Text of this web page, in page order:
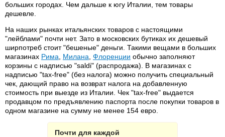
больших городах. Чем дальше к югу Италии, тем товары
дешевле.
На наших рынках итальянских товаров с настоящими
"лейблами" почти нет. Зато в московских бутиках их дешевый
ширпотреб стоит "бешеные" деньги. Такими вещами в больших
магазинах Рима Милана Флоренции обычно заполняют
корзины с надписью "saldi" (распродажа). В магазинах с
надписью "tax-free" (без налога) можно получить специальный
чек, дающий право на возврат налога на добавленную
стоимость при выезде из Италии. Чек "tax-free" выдается
продавцом по предъявлению паспорта после покупки товаров в
одном магазине на сумму не менее 154 евро.
Почти для каждой